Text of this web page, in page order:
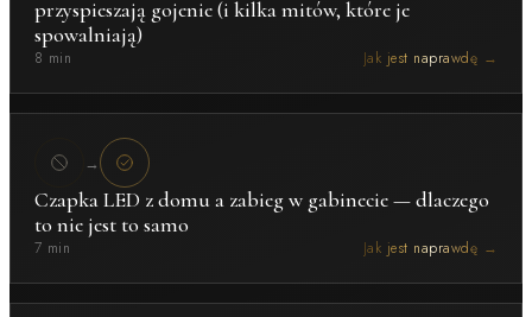
przyspieszają gojenie (i kilka mitów, które je
spowalniają)
8 min Jak jest naprawdę →
→
Czapka LED z domu a zabieg w gabinecie — dlaczego
to nie jest to samo
7 min Jak jest naprawdę →